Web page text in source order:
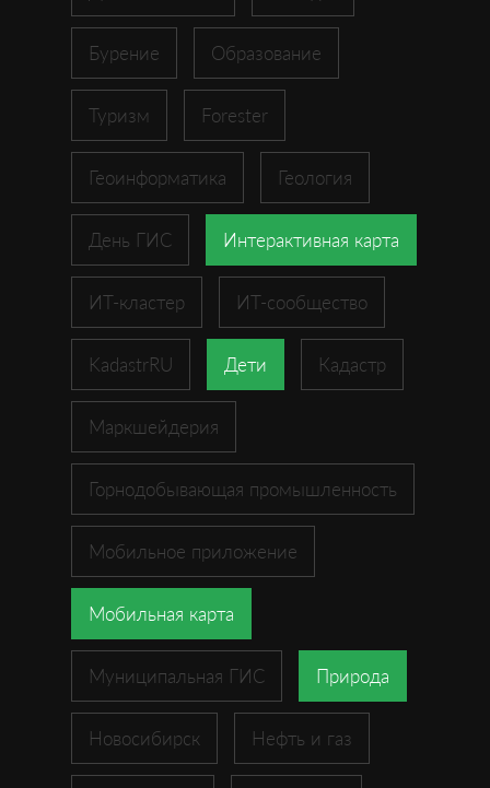
Бурение Образование
Туризм Forester
Геоинформатика Геология
День ГИС Интерактивная карта
ИТ-кластер ИТ-сообщество
KadastrRU Дети Кадастр
Маркшейдерия
Горнодобывающая промышленность
Мобильное приложение
Мобильная карта
Муниципальная ГИС Природа
Новосибирск Нефть и газ